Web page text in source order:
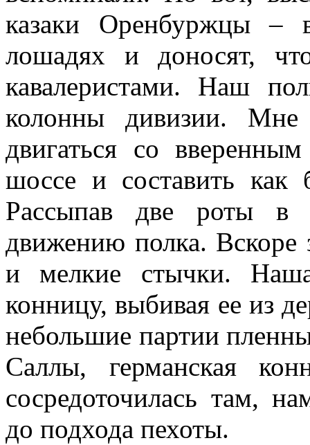
казаки Оренбуржцы –
лошадях и доносят,
кавалеристами. Наш
колонны дивизии. Мне
двигаться со
шоссе и составить как
Рассыпав две роты в
движению полка. Вскоре
и мелкие стычки.
конницу, выбивая ее из
небольшие партии
Саллы, германская
сосредоточилась там,
до подхода пехоты.